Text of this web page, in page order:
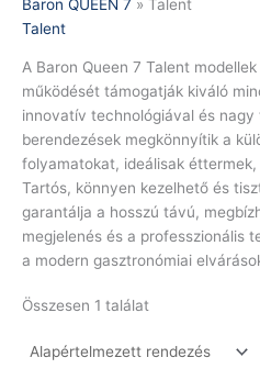
Baron QUEEN 7 » Talent
Talent
A Baron Queen 7 Talent
működését támogatják kiváló
innovatív technológiával és
berendezések megkönnyítik a
folyamatokat, ideálisak
Tartós, könnyen kezelhető és
garantálja a hosszú távú,
megjelenés és a professzionális
a modern gasztronómiai
Összesen 1 találat